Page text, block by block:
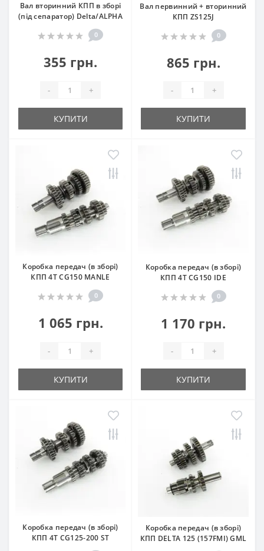
Вал вторинний КПП в зборі
(під сепаратор) Delta/ALPHA
0
355 грн.
- +
КУПИТИ
Вал первинний + вторинний
КПП ZS125J
0
865 грн.
- +
КУПИТИ
Коробка передач (в зборі)
КПП 4T CG150 MANLE
0
1 065 грн.
- +
КУПИТИ
Коробка передач (в зборі)
КПП 4T CG150 IDE
0
1 170 грн.
- +
КУПИТИ
Коробка передач (в зборі)
КПП 4T CG125-200 ST
Коробка передач (в зборі)
КПП DELTA 125 (157FMI) GML